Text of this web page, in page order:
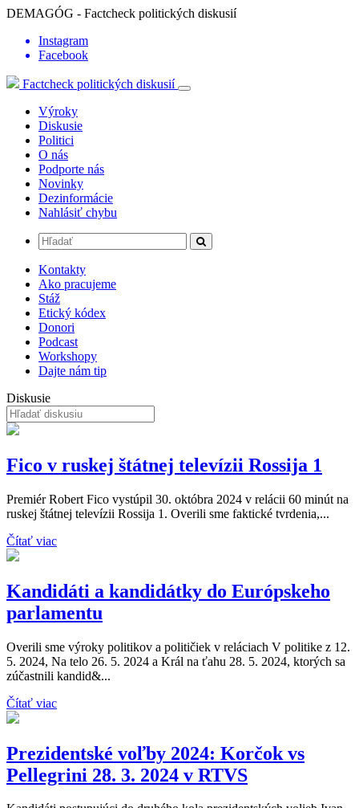
DEMAGÓG - Factcheck politických diskusií
Instagram
Facebook
Factcheck politických diskusií
Výroky
Diskusie
Politici
O nás
Podporte nás
Novinky
Dezinformácie
Nahlásiť chybu
Kontakty
Ako pracujeme
Stáž
Etický kódex
Donori
Podcast
Workshopy
Dajte nám tip
Diskusie
Fico v ruskej štátnej televízii Rossija 1
Premiér Robert Fico vystúpil 30. októbra 2024 v relácii 60 minút na
ruskej štátnej televízii Rossija 1. Overili sme faktické tvrdenia,...
Čítať viac
Kandidáti a kandidátky do Európskeho
parlamentu
Overili sme výroky politikov a političiek v reláciach V politike z 12.
5. 2024, Na telo 26. 5. 2024 a Král na ťahu 28. 5. 2024, ktorých sa
zúčastnili kandid&...
Čítať viac
Prezidentské voľby 2024: Korčok vs
Pellegrini 28. 3. 2024 v RTVS